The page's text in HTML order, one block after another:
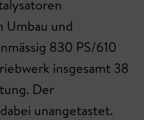
Umbau und
830 PS/610
insgesamt 38
Der
unangetastet.